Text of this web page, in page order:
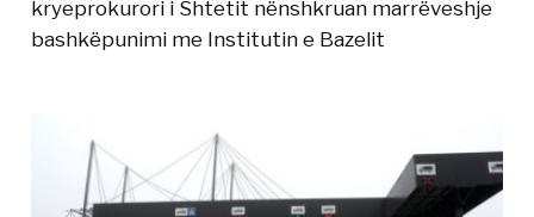
kryeprokurori i Shtetit nënshkruan marrëveshje
bashkëpunimi me Institutin e Bazelit